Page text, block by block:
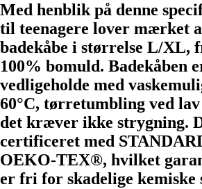
Med henblik på denne
til teenagere lover mærket
badekåbe i størrelse L/XL,
100% bomuld. Badekåben
vedligeholde med
60°C, tørretumbling ved
det kræver ikke strygning.
certificeret med
OEKO-TEX®, hvilket
er fri for skadelige kemiske